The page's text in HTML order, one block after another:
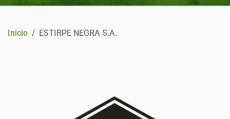
CONTACTO
Inicio ESTIRPE NEGRA S.A.